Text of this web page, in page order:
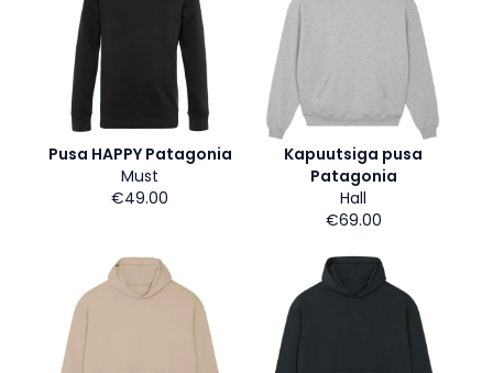
Pusa HAPPY Patagonia
Must
€49.00
Kapuutsiga pusa
Patagonia
Hall
€69.00